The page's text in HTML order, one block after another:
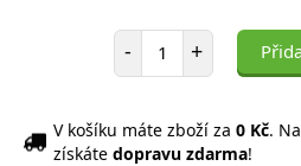
- Počet položek
+
V košíku máte zboží za 0 Kč.
získáte dopravu zdarma!